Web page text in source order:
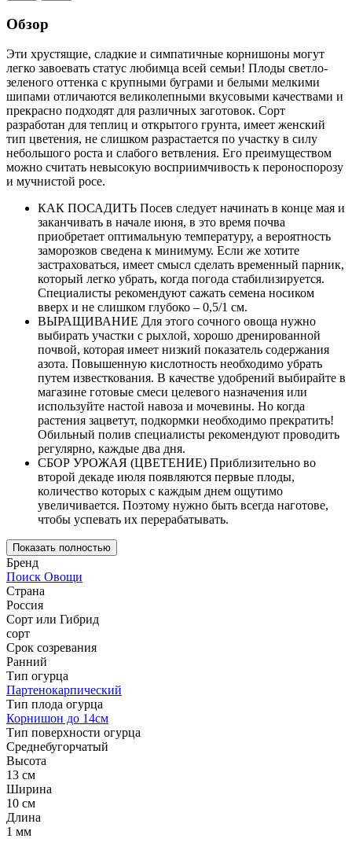
Обзор
Эти хрустящие, сладкие и симпатичные корнишоны могут
легко завоевать статус любимца всей семьи! Плоды светло-
зеленого оттенка с крупными буграми и белыми мелкими
шипами отличаются великолепными вкусовыми качествами и
прекрасно подходят для различных заготовок. Сорт
разработан для теплиц и открытого грунта, имеет женский
тип цветения, не слишком разрастается по участку в силу
небольшого роста и слабого ветвления. Его преимуществом
можно считать невысокую восприимчивость к пероноспорозу
и мучнистой росе.
КАК ПОСАДИТЬ Посев следует начинать в конце мая и
заканчивать в начале июня, в это время почва
приобретает оптимальную температуру, а вероятность
заморозков сведена к минимуму. Если же хотите
застраховаться, имеет смысл сделать временный парник,
который легко убрать, когда погода стабилизируется.
Специалисты рекомендуют сажать семена носиком
вверх и не слишком глубоко – 0,5/1 см.
ВЫРАЩИВАНИЕ Для этого сочного овоща нужно
выбирать участки с рыхлой, хорошо дренированной
почвой, которая имеет низкий показатель содержания
азота. Повышенную кислотность необходимо убрать
путем известкования. В качестве удобрений выбирайте в
магазине готовые смеси целевого назначения или
используйте настой навоза и мочевины. Но когда
растения зацветут, подкормки необходимо прекратить!
Обильный полив специалисты рекомендуют проводить
регулярно, каждые два дня.
СБОР УРОЖАЯ (ЦВЕТЕНИЕ) Приблизительно во
второй декаде июля появляются первые плоды,
количество которых с каждым днем ощутимо
увеличивается. Поэтому нужно быть всегда наготове,
чтобы успевать их перерабатывать.
Показать полностью
Бренд
Поиск Овощи
Страна
Россия
Сорт или Гибрид
сорт
Срок созревания
Ранний
Тип огурца
Партенокарпический
Тип плода огурца
Корнишон до 14см
Тип поверхности огурца
Среднебугорчатый
Высота
13 см
Ширина
10 см
Длина
1 мм